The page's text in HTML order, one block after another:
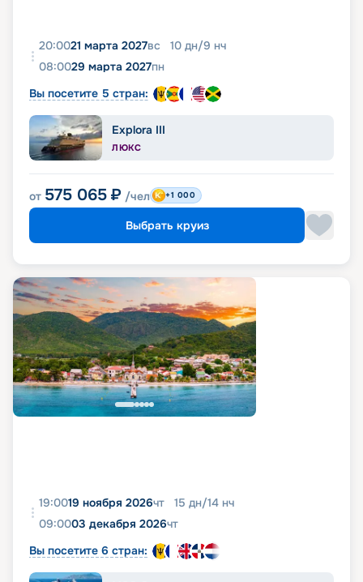
20:0021 марта 2027вс 10 дн/9 нч
08:0029 марта 2027пн
Вы посетите 5 стран:
Explora III
ЛЮКС
от 575 065 ₽ /чел +1 000
Выбрать круиз
19:0019 ноября 2026чт 15 дн/14 нч
09:0003 декабря 2026чт
Вы посетите 6 стран: